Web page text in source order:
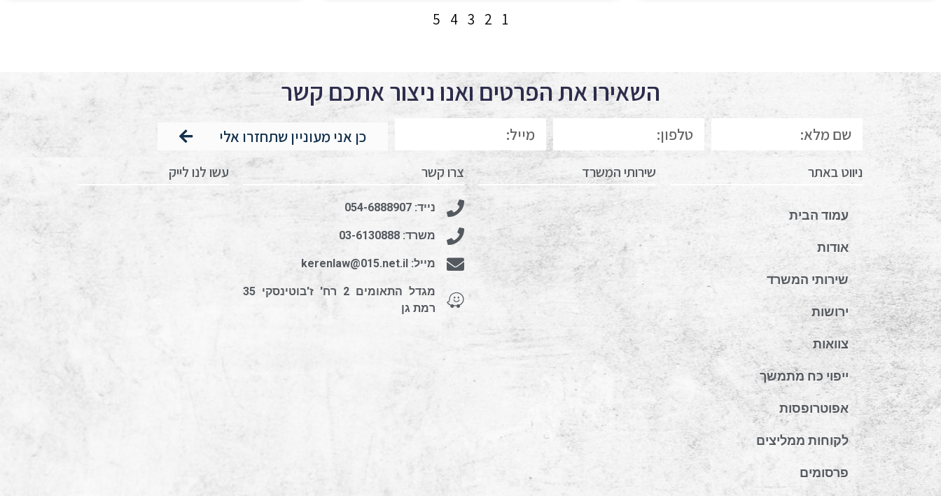
1
2
3
4
5
השאירו את הפרטים ואנו ניצור אתכם קשר
כן אני מעוניין שתחזרו אלי
ניווט באתר
עמוד הבית
אודות
שירותי המשרד
ירושות
צוואות
ייפוי כח מתמשך
אפוטרופסות
לקוחות ממליצים
פרסומים
שירותי המשרד צרו קשר
נייד: 054-6888907
משרד: 03-6130888
מייל: kerenlaw@015.net.il
מגדל התאומים 2 רח' ז'בוטינסקי 35
רמת גן
עשו לנו לייק